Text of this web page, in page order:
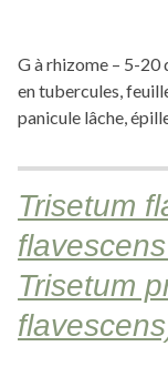
G à rhizome – 5-20
en tubercules,
panicule lâche,
Trisetum
Trisetum